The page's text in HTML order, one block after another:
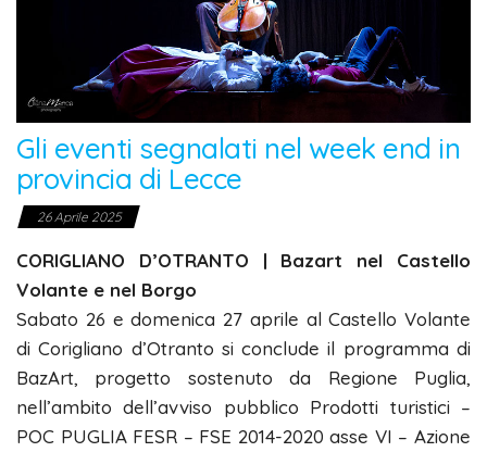
Gli eventi segnalati nel week end in
provincia di Lecce
26 Aprile 2025
CORIGLIANO D’OTRANTO | Bazart nel Castello
Volante e nel Borgo
Sabato 26 e domenica 27 aprile al Castello Volante
di Corigliano d’Otranto si conclude il programma di
BazArt, progetto sostenuto da Regione Puglia,
nell’ambito dell’avviso pubblico Prodotti turistici –
POC PUGLIA FESR – FSE 2014-2020 asse VI – Azione